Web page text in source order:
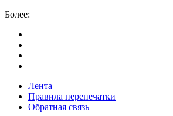
Более:
Лента
Правила перепечатки
Обратная связь